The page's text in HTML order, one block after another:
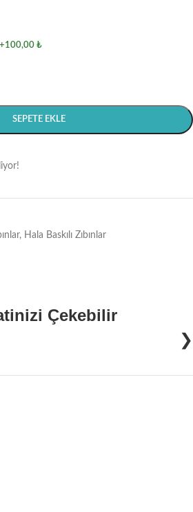
+100,00 ₺
SEPETE EKLE
, Hala Baskılı Zıbınlar
Çekebilir
❯